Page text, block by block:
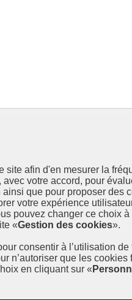
site afin d'en mesurer la
votre accord, pour
que pour proposer des
votre expérience
pouvez changer ce choix à
«Gestion des cookies».
consentir à l’utilisation
n’autoriser que les cookies
en cliquant sur «